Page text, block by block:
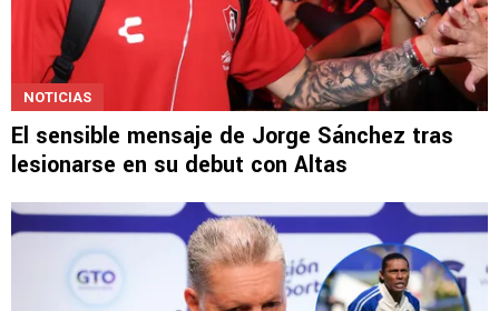
NOTICIAS
El sensible mensaje de Jorge Sánchez tras
lesionarse en su debut con Altas